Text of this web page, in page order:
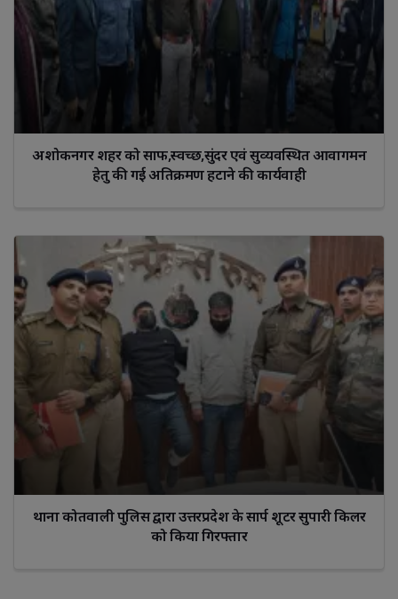
अशोकनगर शहर को साफ,स्‍वच्‍छ,सुंदर एवं सुव्‍यवस्थित आवागमन
हेतु की गई अतिक्रमण हटाने की कार्यवाही
थाना कोतवाली पुलिस द्वारा उत्तरप्रदेश के सार्प शूटर सुपारी किलर
को किया गिरफ्तार